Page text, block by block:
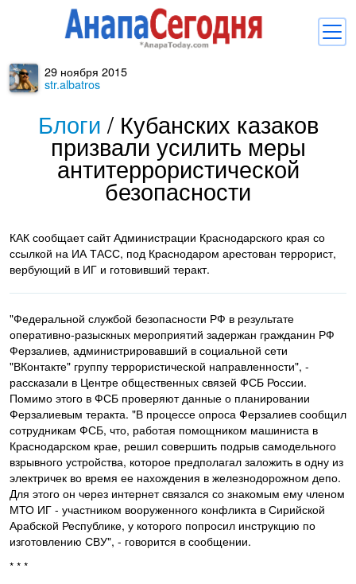
Комментарии
Балачка
Об Анапе
Библиотека
Регистрация и
29 ноября 2015
str.albatros
Блоги / Кубанских казаков
призвали усилить меры
антитеррористической
безопасности
КАК сообщает сайт Администрации Краснодарского края со
ссылкой на ИА ТАСС, под Краснодаром арестован террорист,
вербующий в ИГ и готовивший теракт.
"Федеральной службой безопасности РФ в результате
оперативно-разыскных мероприятий задержан гражданин РФ
Ферзалиев, администрировавший в социальной сети
"ВКонтакте" группу террористической направленности", -
рассказали в Центре общественных связей ФСБ России.
Помимо этого в ФСБ проверяют данные о планировании
Ферзалиевым теракта. "В процессе опроса Ферзалиев сообщил
сотрудникам ФСБ, что, работая помощником машиниста в
Краснодарском крае, решил совершить подрыв самодельного
взрывного устройства, которое предполагал заложить в одну из
электричек во время ее нахождения в железнодорожном депо.
Для этого он через интернет связался со знакомым ему членом
МТО ИГ - участником вооруженного конфликта в Сирийской
Арабской Республике, у которого попросил инструкцию по
изготовлению СВУ", - говорится в сообщении.
* * *